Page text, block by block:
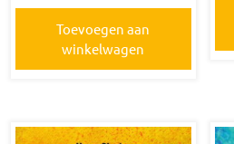
Toevoegen aan
winkelwagen